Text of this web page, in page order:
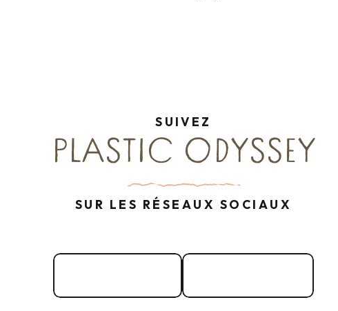
SUIVEZ
PLASTIC ODYSSEY
SUR LES RÉSEAUX SOCIAUX